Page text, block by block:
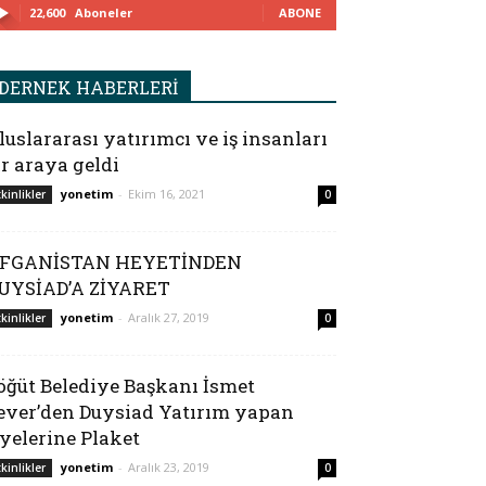
22,600 Aboneler ABONE
HABERLERİ
yatırımcı ve iş insanları
araya geldi
yonetim - Ekim 16, 2021 0
HEYETİNDEN
ZİYARET
yonetim - Aralık 27, 2019 0
Belediye Başkanı İsmet
Duysiad Yatırım yapan
Plaket
yonetim - Aralık 23, 2019 0